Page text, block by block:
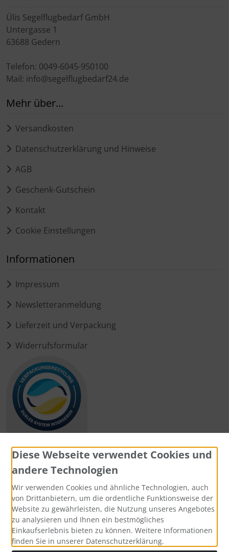
Ülis Segelflugbedarf GmbH
Untergasse 1
63688 Gedern
Telefon: 0049-6045-950100
Mail: info@segelflugbedarf24.de
Mehr über...
Versandkosten
Datenschutzerklärung und Hinweise
AGB
Geschenk-Gutschein
Kontakt
Cookie Einstellungen
Informationen
Impressum
Newsletteranmeldung
Lieferzeit und Verpackung
Widerrufsformular
Zahlungsmethoden
Social Media
Diese Webseite verwendet Cookies und
andere Technologien
Wir verwenden Cookies und ähnliche Technologien, auch
von Drittanbietern, um die ordentliche Funktionsweise der
Website zu gewährleisten, die Nutzung unseres Angebotes
zu analysieren und Ihnen ein bestmögliches
Einkaufserlebnis bieten zu können. Weitere Informationen
finden Sie in unserer Datenschutzerklärung.